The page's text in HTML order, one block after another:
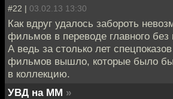
#22 | 03.02.13 13:30
Как вдруг удалось забороть
фильмов в переводе главного без
А ведь за столько лет
фильмов вышло, которые было бы
в коллекцию.
УВД на ММ »